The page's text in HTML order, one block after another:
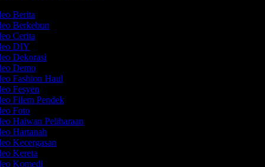
Berita
Berkebun
Cerita
DIY
Dekorasi
Demo
Fashion Haul
Fesyen
Filem Pendek
Foto
Haiwan Peliharaan
Hartanah
Kecergasan
Kereta
Komedi